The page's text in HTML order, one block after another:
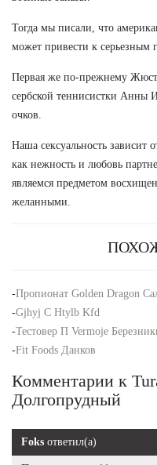
Тогда мы писали, что
может привести к серьезным
Первая же по-прежнему
сербской теннисистки Анны
очков.
Наша сексуальность зависит
как нежность и любовь
являемся предметом
желанными.
-Пропионат Golden Dragon
-Gjhyj C Htylb Kfd
-Тестовер П Vermoje
-Fit Foods Данков
Комментарии к
Долгопрудный
Foks ответил(а)